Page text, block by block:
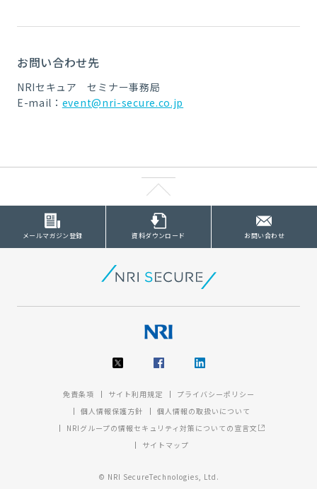
お問い合わせ先
NRIセキュア セミナー事務局
E-mail： event@nri-secure.co.jp
メールマガジン登録 資料ダウンロード お問い合わせ
免責条項 サイト利用規定
プライバシーポリシー
個人情報保護方針
個人情報の取扱いについて
NRIグループの情報セキュリティ対策についての宣言文
サイトマップ
© NRI SecureTechnologies, Ltd.